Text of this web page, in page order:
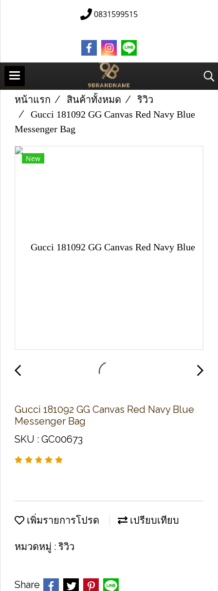
0831599515
หน้าแรก สินค้าทั้งหมด
ริวิว
Gucci 181092 GG Canvas Red Navy Blue
Messenger Bag
New
Gucci 181092 GG Canvas Red Navy Blue
Messenger Bag
SKU : GC00673
เพิ่มรายการโปรด เปรียบเทียบ
หมวดหมู่ : ริวิว
Share